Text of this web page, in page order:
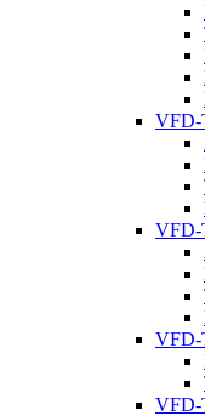
VFD-
VFD-
VFD-
VFD-